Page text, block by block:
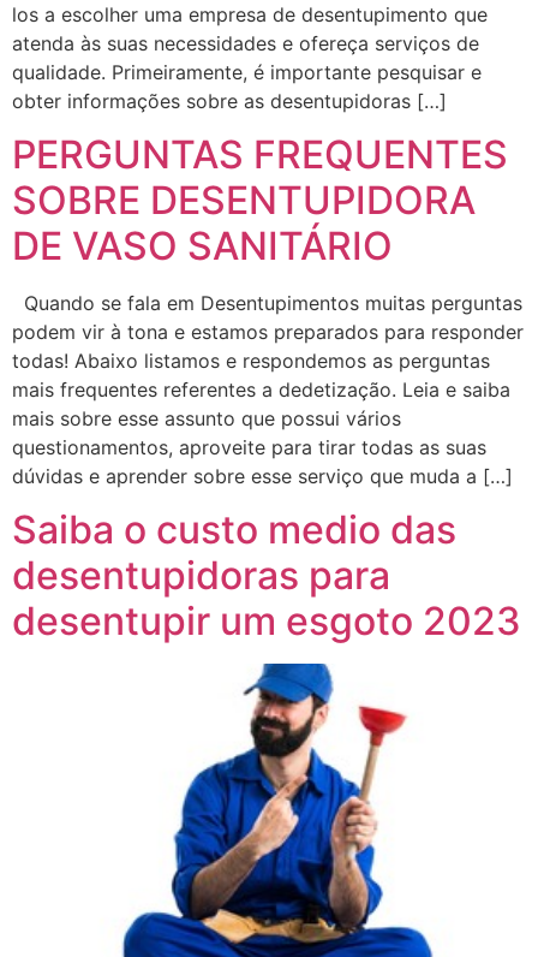
los a escolher uma empresa de desentupimento que
atenda às suas necessidades e ofereça serviços de
qualidade. Primeiramente, é importante pesquisar e
obter informações sobre as desentupidoras […]
PERGUNTAS FREQUENTES
SOBRE DESENTUPIDORA
DE VASO SANITÁRIO
Quando se fala em Desentupimentos muitas perguntas
podem vir à tona e estamos preparados para responder
todas! Abaixo listamos e respondemos as perguntas
mais frequentes referentes a dedetização. Leia e saiba
mais sobre esse assunto que possui vários
questionamentos, aproveite para tirar todas as suas
dúvidas e aprender sobre esse serviço que muda a […]
Saiba o custo medio das
desentupidoras para
desentupir um esgoto 2023